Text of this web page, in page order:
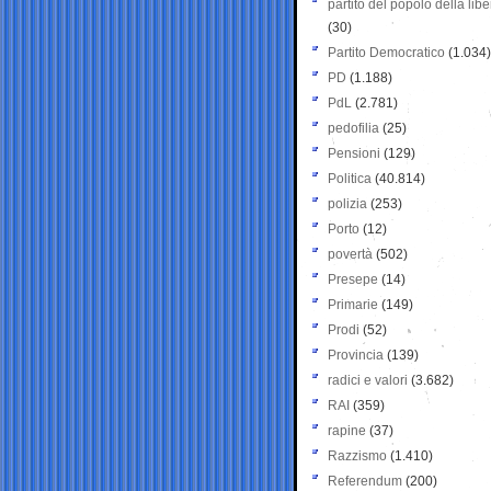
partito del popolo della
(30)
Partito Democratico (1.034)
PD (1.188)
PdL (2.781)
pedofilia (25)
Pensioni (129)
Politica (40.814)
polizia (253)
Porto (12)
povertà (502)
Presepe (14)
Primarie (149)
Prodi (52)
Provincia (139)
radici e valori (3.682)
RAI (359)
rapine (37)
Razzismo (1.410)
Referendum (200)